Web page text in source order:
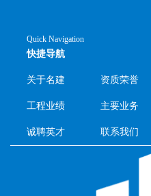
Quick Navigation
快捷导航
关于名建 资质荣誉
工程业绩 主要业务
诚聘英才 联系我们